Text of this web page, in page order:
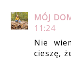
MÓJ
11:24
Nie
cieszę,